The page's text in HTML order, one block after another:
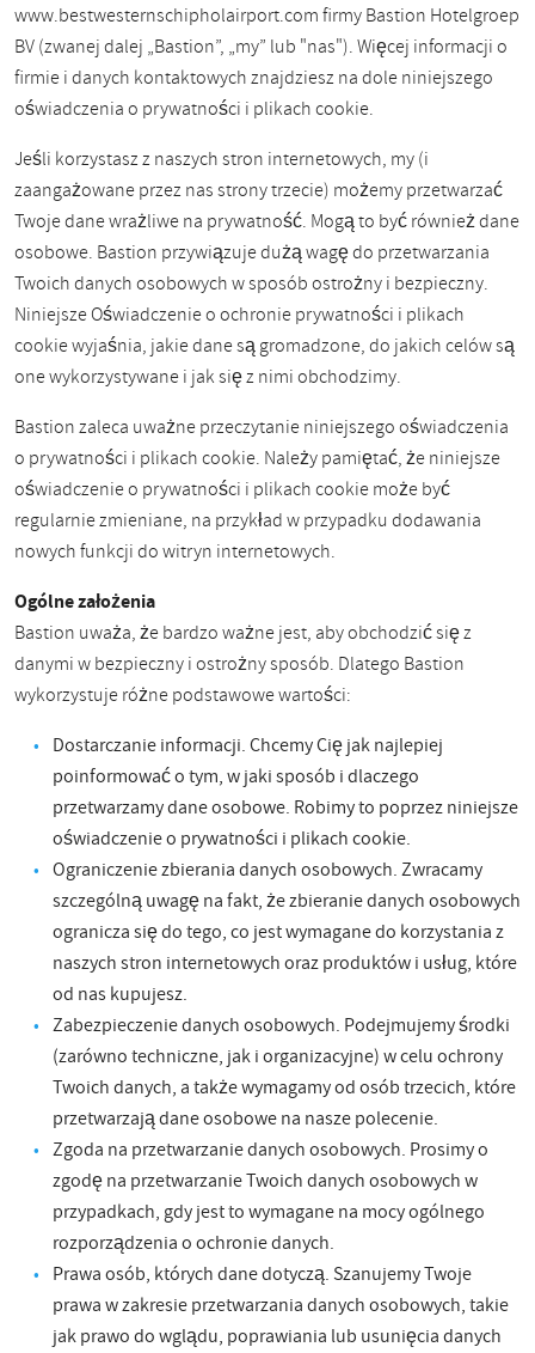
www.bestwesternschipholairport.com firmy Bastion Hotelgroep
BV (zwanej dalej „Bastion”, „my” lub "nas"). Więcej informacji o
firmie i danych kontaktowych znajdziesz na dole niniejszego
oświadczenia o prywatności i plikach cookie.
Jeśli korzystasz z naszych stron internetowych, my (i
zaangażowane przez nas strony trzecie) możemy przetwarzać
Twoje dane wrażliwe na prywatność. Mogą to być również dane
osobowe. Bastion przywiązuje dużą wagę do przetwarzania
Twoich danych osobowych w sposób ostrożny i bezpieczny.
Niniejsze Oświadczenie o ochronie prywatności i plikach
cookie wyjaśnia, jakie dane są gromadzone, do jakich celów są
one wykorzystywane i jak się z nimi obchodzimy.
Bastion zaleca uważne przeczytanie niniejszego oświadczenia
o prywatności i plikach cookie. Należy pamiętać, że niniejsze
oświadczenie o prywatności i plikach cookie może być
regularnie zmieniane, na przykład w przypadku dodawania
nowych funkcji do witryn internetowych.
Ogólne założenia
Bastion uważa, że ​​bardzo ważne jest, aby obchodzić się z
danymi w bezpieczny i ostrożny sposób. Dlatego Bastion
wykorzystuje różne podstawowe wartości:
Dostarczanie informacji. Chcemy Cię jak najlepiej
poinformować o tym, w jaki sposób i dlaczego
przetwarzamy dane osobowe. Robimy to poprzez niniejsze
oświadczenie o prywatności i plikach cookie.
Ograniczenie zbierania danych osobowych. Zwracamy
szczególną uwagę na fakt, że zbieranie danych osobowych
ogranicza się do tego, co jest wymagane do korzystania z
naszych stron internetowych oraz produktów i usług, które
od nas kupujesz.
Zabezpieczenie danych osobowych. Podejmujemy środki
(zarówno techniczne, jak i organizacyjne) w celu ochrony
Twoich danych, a także wymagamy od osób trzecich, które
przetwarzają dane osobowe na nasze polecenie.
Zgoda na przetwarzanie danych osobowych. Prosimy o
zgodę na przetwarzanie Twoich danych osobowych w
przypadkach, gdy jest to wymagane na mocy ogólnego
rozporządzenia o ochronie danych.
Prawa osób, których dane dotyczą. Szanujemy Twoje
prawa w zakresie przetwarzania danych osobowych, takie
jak prawo do wglądu, poprawiania lub usunięcia danych